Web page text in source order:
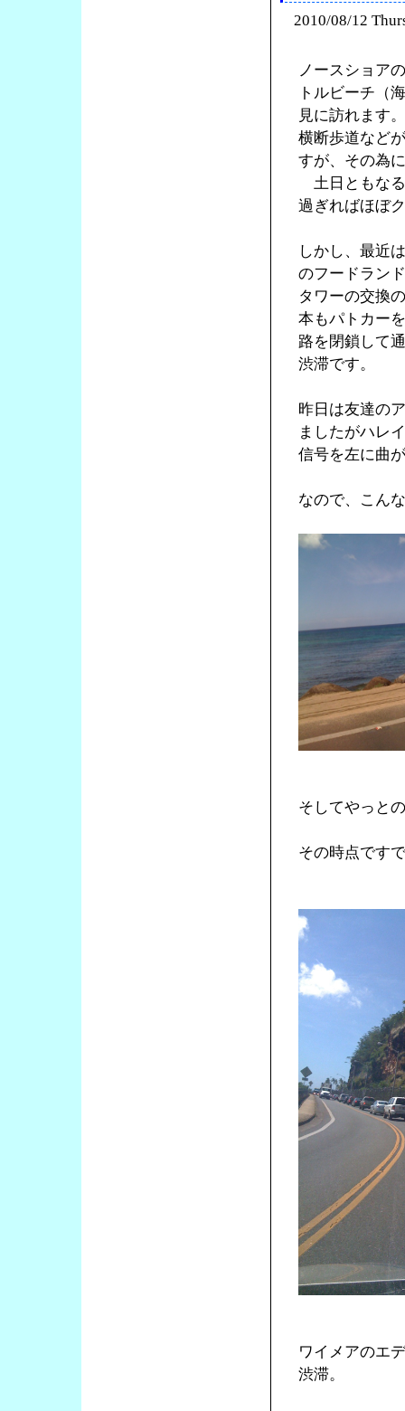
2010/08/12
ノースショア
トルビーチ（
見に訪れます。
横断歩道など
すが、その為
土日ともな
過ぎればほぼ
しかし、最近
のフードラン
タワーの交換
本もパトカー
路を閉鎖して
渋滞です。
昨日は友達の
ましたがハレ
信号を左に曲
なので、こん
そしてやっと
その時点です
ワイメアのエ
渋滞。